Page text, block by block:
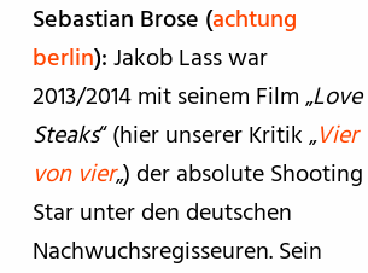
Sebastian Brose (achtung
berlin):Jakob Lass war
2013/2014 mit seinem Film „Love
Steaks“ (hier unserer Kritik „Vier
von vier„) der absolute Shooting
Star unter den deutschen
Nachwuchsregisseuren. Sein